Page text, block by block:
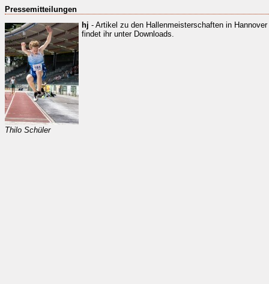
Pressemitteilungen
Thilo Schüler
hj - Artikel zu den Hallenmeisterschaften in
findet ihr unter Downloads.